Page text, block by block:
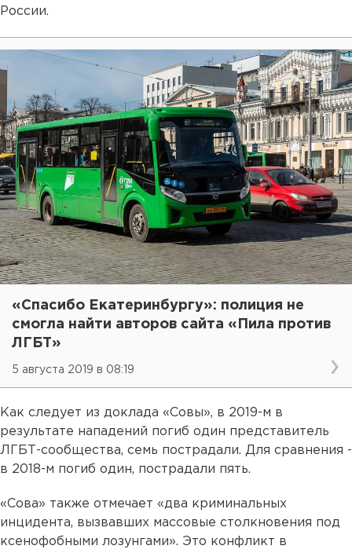
России.
«Спасибо Екатеринбургу»: полиция не
смогла найти авторов сайта «Пила против
ЛГБТ»
5 августа 2019 в 08:19
Как следует из доклада «Совы», в 2019-м в
результате нападений погиб один представитель
ЛГБТ-сообщества, семь пострадали. Для сравнения -
в 2018-м погиб один, пострадали пять.
«Сова» также отмечает «два криминальных
инцидента, вызвавших массовые столкновения под
ксенофобными лозунгами». Это конфликт в